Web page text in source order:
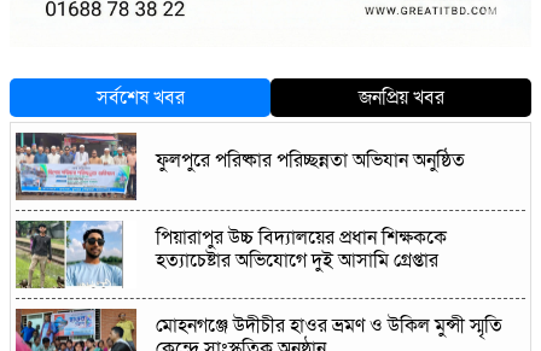
সর্বশেষ খবর জনপ্রিয় খবর
ফুলপুরে পরিষ্কার পরিচ্ছন্নতা অভিযান অনুষ্ঠিত
পিয়ারাপুর উচ্চ বিদ্যালয়ের প্রধান শিক্ষককে
হত্যাচেষ্টার অভিযোগে দুই আসামি গ্রেপ্তার
মোহনগঞ্জে উদীচীর হাওর ভ্রমণ ও উকিল মুন্সী স্মৃতি